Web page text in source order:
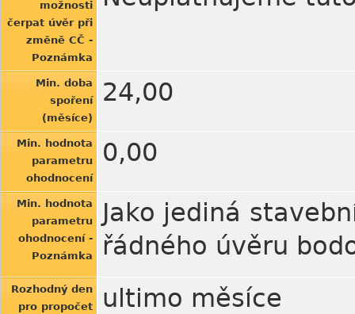
možnosti
čerpat úvěr při
změně CČ -
Poznámka
Min. doba
spoření
(měsíce)
24,00
Min. hodnota
parametru
ohodnocení
0,00
Min. hodnota
parametru
ohodnocení -
Poznámka
Jako jediná
řádného úvěru
Rozhodný den
pro propočet
ultimo měsíce